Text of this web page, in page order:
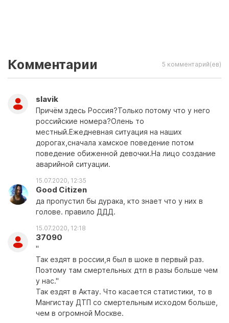
Комментарии 5 комментарий(ев)
slavik
Причём здесь Россия?Только потому что у него
российские номера?Олень то
местный.Ежедневная ситуация на наших
дорогах,сначала хамское поведение потом
поведение обиженной девочки.На лицо создание
аварийной ситуации.
15.07.2020, 12:35
Good Citizen
да пропустил бы дурака, кто знает что у них в
голове. правило ДДД.
15.07.2020, 12:18
37090
"
Так ездят в россии,я был в шоке в первый раз.
Поэтому там смертельных дтп в разы больше чем
у нас."
Так ездят в Актау. Что касается статистики, то в
Мангистау ДТП со смертельным исходом больше,
чем в огромной Москве.